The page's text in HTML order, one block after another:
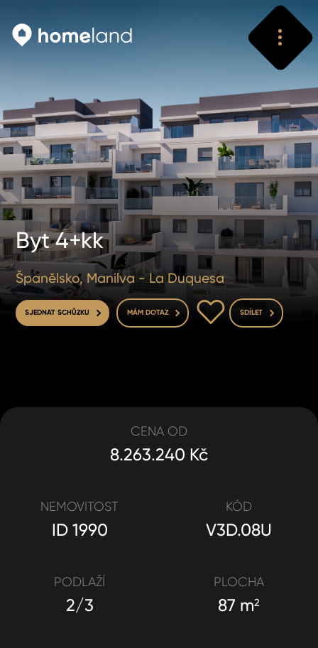
Byt 4+kk
Španělsko, Manilva - La Duquesa
SJEDNAT SCHŮZKU MÁM DOTAZ
DO OBLÍBENÝCH
SDÍLET
NEMOVITOST
ID 1990
KÓD
V3D.08U
PODLAŽÍ
2/3
PLOCHA
87 m2
CENA OD
8.263.240 Kč
Vyhledat
Vyhledat